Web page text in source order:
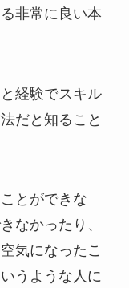
非常に良い本
経験でスキル
だと知ること
とができな
なかったり、
気になったこ
うような人に